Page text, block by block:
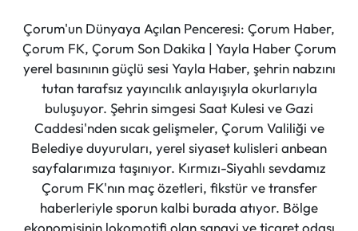
Çorum'un Dünyaya Açılan Penceresi: Çorum Haber,
Çorum FK, Çorum Son Dakika | Yayla Haber Çorum
yerel basınının güçlü sesi Yayla Haber, şehrin nabzını
tutan tarafsız yayıncılık anlayışıyla okurlarıyla
buluşuyor. Şehrin simgesi Saat Kulesi ve Gazi
Caddesi'nden sıcak gelişmeler, Çorum Valiliği ve
Belediye duyuruları, yerel siyaset kulisleri anbean
sayfalarımıza taşınıyor. Kırmızı-Siyahlı sevdamız
Çorum FK'nın maç özetleri, fikstür ve transfer
haberleriyle sporun kalbi burada atıyor. Bölge